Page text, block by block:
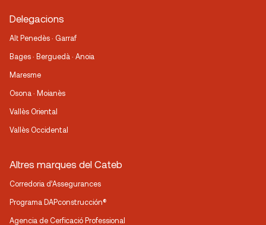
Delegacions
Alt Penedès · Garraf
Bages · Berguedà · Anoia
Maresme
Osona · Moianès
Vallès Oriental
Vallès Occidental
Altres marques del Cateb
Corredoria d’Assegurances
Programa DAPconstrucción®
Agencia de Cerficació Professional